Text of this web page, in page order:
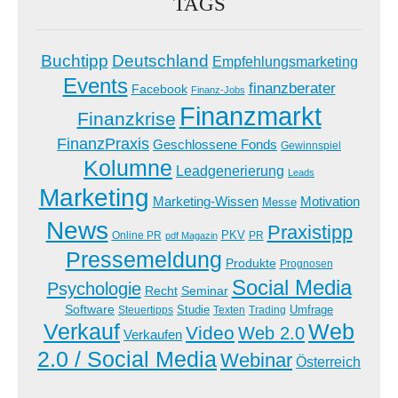
Buchtipp Deutschland Empfehlungsmarketing
Events Facebook Finanz-Jobs finanzberater
Finanzkrise Finanzmarkt
FinanzPraxis Geschlossene Fonds Gewinnspiel
Kolumne Leadgenerierung Leads
Marketing Marketing-Wissen Messe Motivation
News Online PR pdf Magazin PKV PR Praxistipp
Pressemeldung Produkte Prognosen
Psychologie Recht Seminar Social Media
Software Steuertipps Studie Texten Trading Umfrage
Verkauf Verkaufen Video Web 2.0Web
2.0 / Social MediaWebinar Österreich